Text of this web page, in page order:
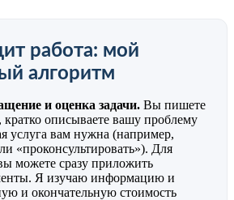
работа: мой
алгоритм
и оценка задачи. Вы пишете
описываете вашу проблему
услуга вам нужна (например,
«проконсультировать»). Для
можете сразу приложить
Я изучаю информацию и
и окончательную стоимость